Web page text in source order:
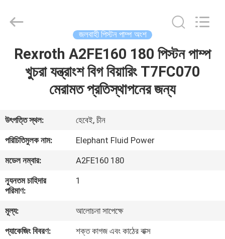
বাড়ি
আমাদের
সম্পর্কে
কারখানা
ভ্রমণ
মান
Power
Co.,Ltd.
Reserved.
জলবাহী পিস্টন পাম্প অংশ
Rexroth A2FE160 180 পিস্টন পাম্প
খুচরা যন্ত্রাংশ বিগ বিয়ারিং T7FC070
মেরামত প্রতিস্থাপনের জন্য
উৎপত্তি স্থল:
হেবেই, চীন
পরিচিতিমুলক নাম:
Elephant Fluid Power
মডেল নম্বার:
A2FE160 180
ন্যূনতম চাহিদার
পরিমাণ:
1
মূল্য:
আলোচনা সাপেক্ষে
প্যাকেজিং বিবরণ:
শক্ত কাগজ এবং কাঠের বাক্স